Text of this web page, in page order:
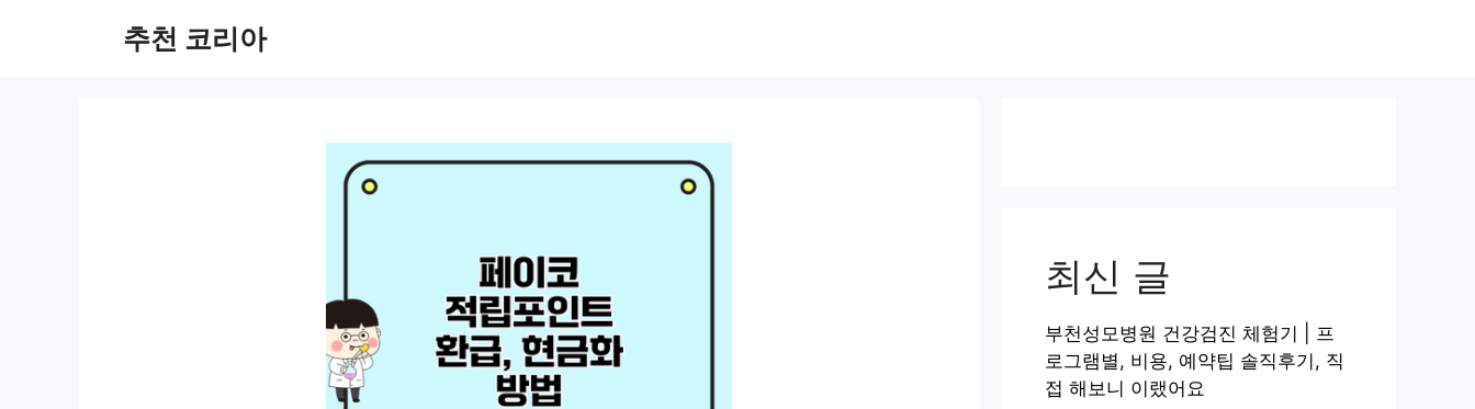
추천 코리아
최신 글
부천성모병원 건강검진 체험기 | 프
로그램별, 비용, 예약팁 솔직후기, 직
접 해보니 이랬어요